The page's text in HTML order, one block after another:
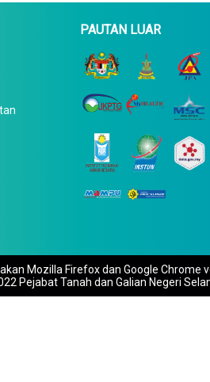
PAUTAN LUAR
Mozilla Firefox dan Google Chrome
Pejabat Tanah dan Galian Negeri